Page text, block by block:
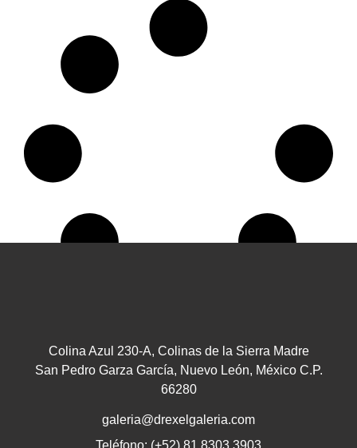
Colina Azul 230-A, Colinas de la Sierra Madre
San Pedro Garza García, Nuevo León, México C.P.
66280
galeria@drexelgaleria.com